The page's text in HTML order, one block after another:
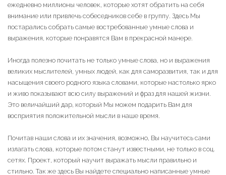
ежедневно миллионы человек, которые хотят обратить на себя
внимание или привлечь собеседников себе в группу. Здесь Мы
постарались собрать самые востребованные умные слова и
выражения, которые понравятся Вам в прекрасной манере.
Иногда полезно почитать не только умные слова, но и выражения
великих мыслителей, умных людей, как для саморазвития, так и для
насыщения своего родного языка словами, которые настолько ярко
и живо показывают всю силу выражений и фраз для нашей жизни.
Это величайший дар, который Мы можем подарить Вам для
восприятия положительной мысли в наше время.
Почитав наши слова и их значения, возможно, Вы научитесь сами
излагать слова, которые потом станут известными, не только в соц.
сетях. Проект, который научит выражать мысли правильно и
стильно. Так же здесь Вы найдете специально написанные умные